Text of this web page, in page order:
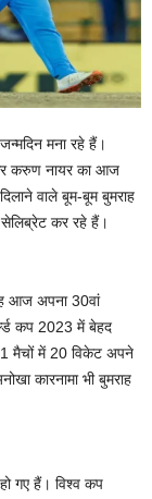
मना रहे हैं।
करुण नायर का आज
वाले बूम-बूम बुमराह
कर रहे हैं।
आज अपना 30वां
कप 2023 में बेहद
मैचों में 20 विकेट अपने
कारनामा भी बुमराह
गए हैं। विश्व कप